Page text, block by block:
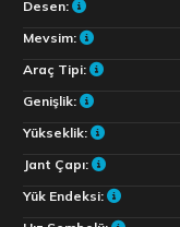
Desen:
Mevsim:
Araç Tipi:
Genişlik:
Yükseklik:
Jant Çapı:
Yük Endeksi: